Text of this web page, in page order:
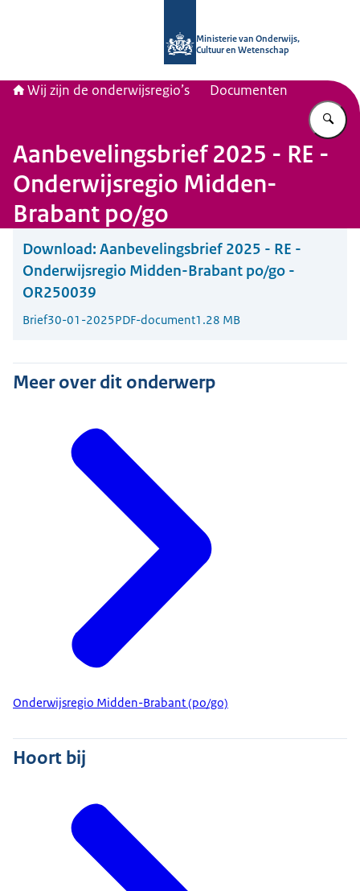
Ministerie van Onderwijs,
Cultuur en Wetenschap
Wij zijn de onderwijsregio’s Documenten
Aanbevelingsbrief 2025 - RE -
Onderwijsregio Midden-
Brabant po/go
Download: Aanbevelingsbrief 2025 - RE -
Onderwijsregio Midden-Brabant po/go -
OR250039
Brief30-01-2025PDF-document1.28 MB
Meer over dit onderwerp
Onderwijsregio Midden-Brabant (po/go)
Hoort bij